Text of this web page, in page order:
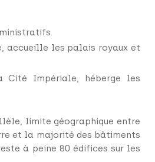
accueille les palais royaux et
Cité Impériale, héberge les
limite géographique entre
et la majorité des bâtiments
à peine 80 édifices sur les